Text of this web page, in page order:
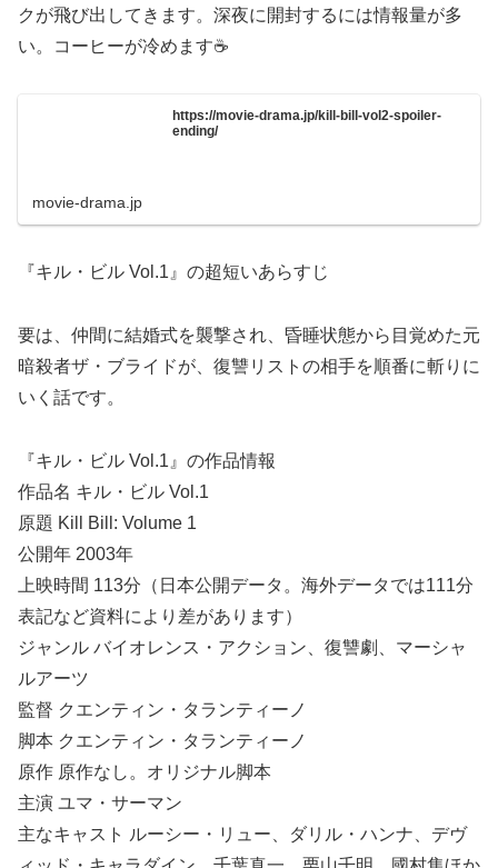
クが飛び出してきます。深夜に開封するには情報量が多
い。コーヒーが冷めます☕
https://movie-drama.jp/kill-bill-vol2-spoiler-
ending/
movie-drama.jp
『キル・ビル Vol.1』の超短いあらすじ
要は、仲間に結婚式を襲撃され、昏睡状態から目覚めた元
暗殺者ザ・ブライドが、復讐リストの相手を順番に斬りに
いく話です。
『キル・ビル Vol.1』の作品情報
作品名 キル・ビル Vol.1
原題 Kill Bill: Volume 1
公開年 2003年
上映時間 113分（日本公開データ。海外データでは111分
表記など資料により差があります）
ジャンル バイオレンス・アクション、復讐劇、マーシャ
ルアーツ
監督 クエンティン・タランティーノ
脚本 クエンティン・タランティーノ
原作 原作なし。オリジナル脚本
主演 ユマ・サーマン
主なキャスト ルーシー・リュー、ダリル・ハンナ、デヴ